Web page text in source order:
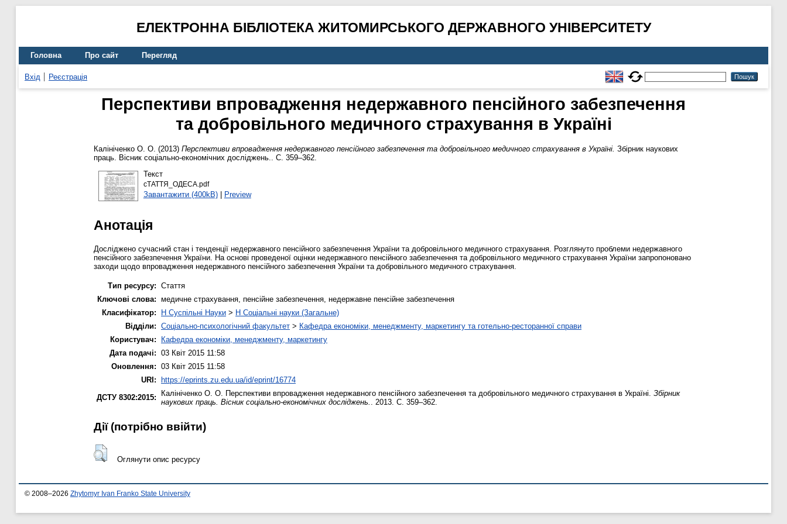
ЕЛЕКТРОННА БІБЛІОТЕКА ЖИТОМИРСЬКОГО ДЕРЖАВНОГО УНІВЕРСИТЕТУ
Головна Про сайт Перегляд
Вхід Реєстрація
Перспективи впровадження недержавного пенсійного забезпечення
та добровільного медичного страхування в Україні
Калініченко О. О. (2013) Перспективи впровадження недержавного пенсійного забезпечення та добровільного медичного страхування в Україні. Збірник наукових
праць. Вісник соціально-економічних досліджень.. С. 359–362.
Текст
сТАТТЯ_ОДЕСА.pdf
Завантажити (400kB)| Preview
Анотація
Досліджено сучасний стан і тенденції недержавного пенсійного забезпечення України та добровільного медичного страхування. Розглянуто проблеми недержавного
пенсійного забезпечення України. На основі проведеної оцінки недержавного пенсійного забезпечення та добровільного медичного страхування України запропоновано
заходи щодо впровадження недержавного пенсійного забезпечення України та добровільного медичного страхування.
Тип ресурсу: Стаття
Ключові слова: медичне страхування, пенсійне забезпечення, недержавне пенсійне забезпечення
Класифікатор:
H Суспільні Науки > H Соціальні науки (Загальне)
Відділи: Соціально-психологічний факультет > Кафедра економіки, менеджменту, маркетингу та готельно-ресторанної справи
Користувач:
Кафедра економіки, менеджменту, маркетингу
Дата подачі: 03 Квіт 2015 11:58
Оновлення: 03 Квіт 2015 11:58
URI: https://eprints.zu.edu.ua/id/eprint/16774
ДСТУ 8302:2015:
Калініченко О. О. Перспективи впровадження недержавного пенсійного забезпечення та добровільного медичного страхування в Україні. Збірник
наукових праць. Вісник соціально-економічних досліджень.
. 2013. С. 359–362.
Дії ​​(потрібно ввійти)
Оглянути опис ресурсу
© 2008–2026 Zhytomyr Ivan Franko State University